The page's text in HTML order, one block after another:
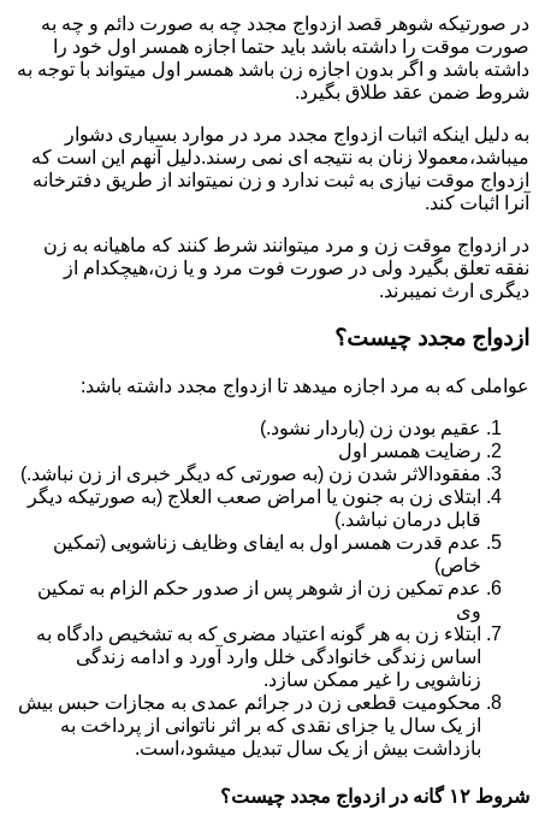
در صورتیکه شوهر قصد ازدواج مجدد چه به صورت دائم و چه به
صورت موقت را داشته باشد باید حتما اجازه همسر اول خود را
داشته باشد و اگر بدون اجازه زن باشد همسر اول میتواند با توجه به
شروط ضمن عقد طلاق بگیرد.
به دلیل اینکه اثبات ازدواج مجدد مرد در موارد بسیاری دشوار
میباشد،معمولا زنان به نتیجه ای نمی رسند.دلیل آنهم این است که
ازدواج موقت نیازی به ثبت ندارد و زن نمیتواند از طریق دفترخانه
آنرا اثبات کند.
در ازدواج موقت زن و مرد میتوانند شرط کنند که ماهیانه به زن
نفقه تعلق بگیرد ولی در صورت فوت مرد و یا زن،هیچکدام از
دیگری ارث نمیبرند.
ازدواج مجدد چیست؟
عواملی که به مرد اجازه میدهد تا ازدواج مجدد داشته باشد:
عقیم بودن زن (باردار نشود.)
رضایت همسر اول
مفقودالاثر شدن زن (به صورتی که دیگر خبری از زن نباشد.)
ابتلای زن به جنون یا امراض صعب العلاج (به صورتیکه دیگر
قابل درمان نباشد.)
عدم قدرت همسر اول به ایفای وظایف زناشویی (تمکین
خاص)
عدم تمکین زن از شوهر پس از صدور حکم الزام به تمکین
وی
ابتلاء زن به هر گونه اعتیاد مضری که به تشخیص دادگاه به
اساس زندگی خانوادگی خلل وارد آورد و ادامه زندگی
زناشویی را غیر ممکن سازد.
محکومیت قطعی زن در جرائم عمدی به مجازات حبس بیش
از یک سال یا جزای نقدی که بر اثر ناتوانی از پرداخت به
بازداشت بیش از یک سال تبدیل می‎شود،است.
شروط ۱۲ گانه در ازدواج مجدد چیست؟